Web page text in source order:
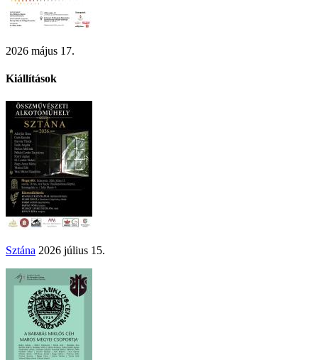
2026 május 17.
Kiállítások
Sztána 2026 július 15.